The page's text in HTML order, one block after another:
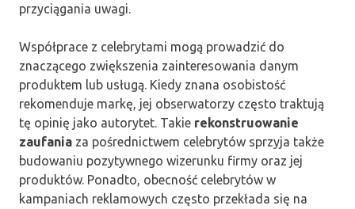
przyciągania uwagi.
Współprace z celebrytami mogą prowadzić do
znaczącego zwiększenia zainteresowania danym
produktem lub usługą. Kiedy znana osobistość
rekomenduje markę, jej obserwatorzy często traktują
tę opinię jako autorytet. Takie rekonstruowanie
zaufania za pośrednictwem celebrytów sprzyja także
budowaniu pozytywnego wizerunku firmy oraz jej
produktów. Ponadto, obecność celebrytów w
kampaniach reklamowych często przekłada się na